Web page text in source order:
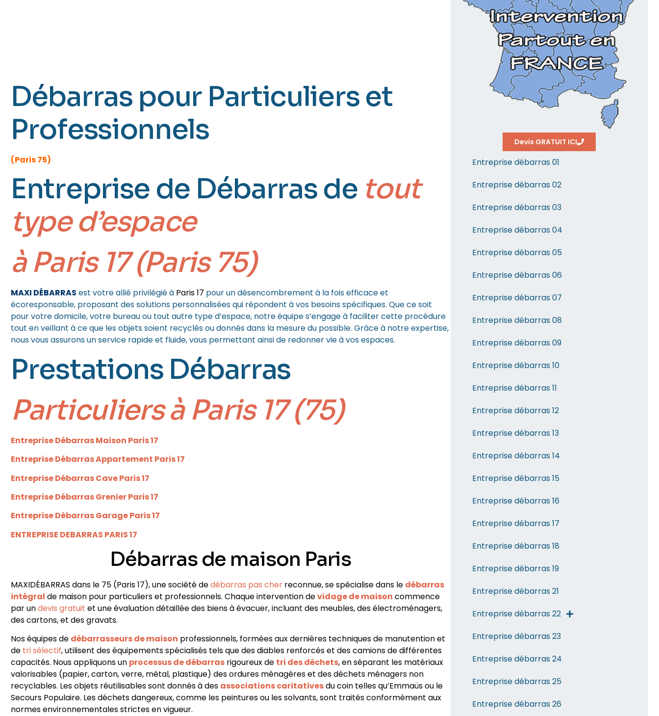
Débarras pour Particuliers et
Professionnels
(Paris 75)
Entreprise de Débarras de tout
type d’espace
à Paris 17 (Paris 75)
MAXI DÉBARRAS est votre allié privilégié à Paris 17 pour un désencombrement à la fois efficace et
écoresponsable, proposant des solutions personnalisées qui répondent à vos besoins spécifiques. Que ce soit
pour votre domicile, votre bureau ou tout autre type d’espace, notre équipe s’engage à faciliter cette procédure
tout en veillant à ce que les objets soient recyclés ou donnés dans la mesure du possible. Grâce à notre expertise,
nous vous assurons un service rapide et fluide, vous permettant ainsi de redonner vie à vos espaces.
Prestations Débarras
Particuliersà Paris 17 (75)
Entreprise Débarras Maison Paris 17
Entreprise Débarras Appartement Paris 17
Entreprise Débarras Cave Paris 17
Entreprise Débarras Grenier Paris 17
Entreprise Débarras Garage Paris 17
ENTREPRISE DEBARRAS PARIS 17
Débarras de maison Paris
MAXIDÉBARRAS dans le 75 (Paris 17), une société dedébarras pas cher reconnue, se spécialise dans le débarras
intégral de maison pour particuliers et professionnels. Chaque intervention devidage de maison commence
par undevis gratuit et une évaluation détaillée des biens à évacuer, incluant des meubles, des électroménagers,
des cartons, et des gravats.
Nos équipes de débarrasseurs de maison professionnels, formées aux dernières techniques de manutention et
de tri sélectif, utilisent des équipements spécialisés tels que des diables renforcés et des camions de différentes
capacités. Nous appliquons un processus de débarras rigoureux de tri des déchets, en séparant les matériaux
valorisables (papier, carton, verre, métal, plastique) des ordures ménagères et des déchets ménagers non
recyclables. Les objets réutilisables sont donnés à des associations caritativesdu coin telles qu’Emmaüs ou le
Secours Populaire. Les déchets dangereux, comme les peintures ou les solvants, sont traités conformément aux
normes environnementales strictes en vigueur.
Devis GRATUIT ICI
Entreprise débarras 01
Entreprise débarras 02
Entreprise débarras 03
Entreprise débarras 04
Entreprise débarras 05
Entreprise débarras 06
Entreprise débarras 07
Entreprise débarras 08
Entreprise débarras 09
Entreprise débarras 10
Entreprise débarras 11
Entreprise débarras 12
Entreprise débarras 13
Entreprise débarras 14
Entreprise débarras 15
Entreprise débarras 16
Entreprise débarras 17
Entreprise débarras 18
Entreprise débarras 19
Entreprise débarras 21
Entreprise débarras 22
Entreprise débarras 23
Entreprise débarras 24
Entreprise débarras 25
Entreprise débarras 26